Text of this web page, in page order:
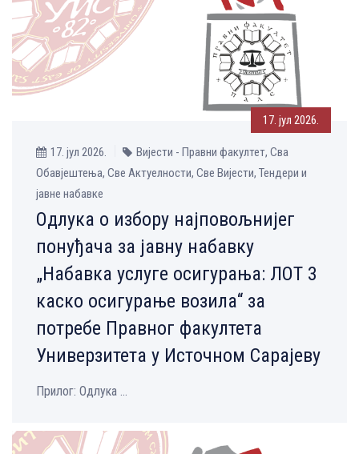
17. јул 2026.
17. јул 2026.
Вијести - Правни факултет, Сва
Обавјештења, Све Aктуелности, Све Вијести, Тендери и
јавне набавке
Одлука о избору најповољнијег
понуђача за јавну набавку
„Набавка услуге осигурања: ЛОТ 3
каско осигурање возила“ за
потребе Правног факултета
Универзитета у Источном Сарајеву
Прилог: Одлука ...